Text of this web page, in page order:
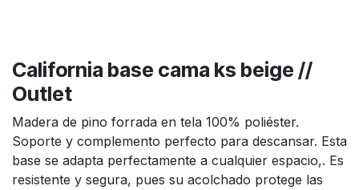
California base cama ks beige //
Outlet
Madera de pino forrada en tela 100% poliéster.
Soporte y complemento perfecto para descansar. Esta
base se adapta perfectamente a cualquier espacio,. Es
resistente y segura, pues su acolchado protege las